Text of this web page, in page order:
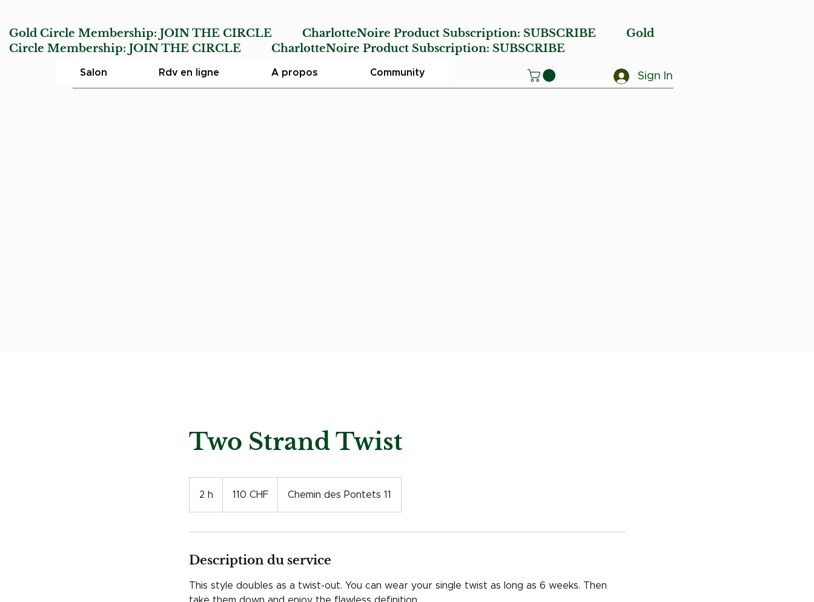
Gold Circle Membership: JOIN THE CIRCLE CharlotteNoire Product Subscription: SUBSCRIBE
Gold
Circle Membership: JOIN THE CIRCLE CharlotteNoire Product Subscription: SUBSCRIBE
Salon Rdv en ligne A propos Community Sign In
Two Strand Twist
2 h
suisses
110 CHF Chemin des Pontets 11
Description du service
This style doubles as a twist-out. You can wear your single twist as long as 6 weeks. Then